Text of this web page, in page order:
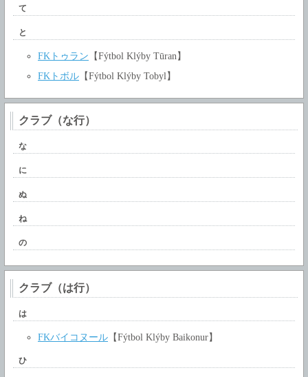
て
と
FKトゥラン 【Fýtbol Klýby Tūran】
FKトボル 【Fýtbol Klýby Tobyl】
クラブ（な行）
な
に
ぬ
ね
の
クラブ（は行）
は
FKバイコヌール 【Fýtbol Klýby Baikonur】
ひ